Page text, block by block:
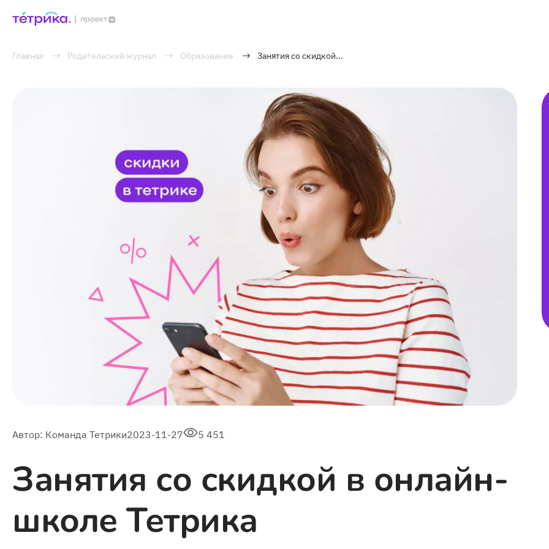
Главная Родительский журнал Образование Занятия со скидкой...
Автор: Команда Тетрики2023-11-27 5 451
Занятия со скидкой в онлайн-
школе Тетрика